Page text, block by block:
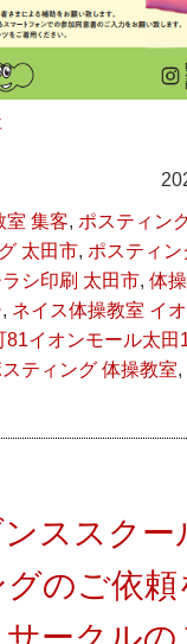
室 集客, ポスティン
太田市, ポスティ
シ印刷 太田市, 体
, ネイス体操教室 イ
イオンモール太田
ティング 体操教室,
ススクー
のご依